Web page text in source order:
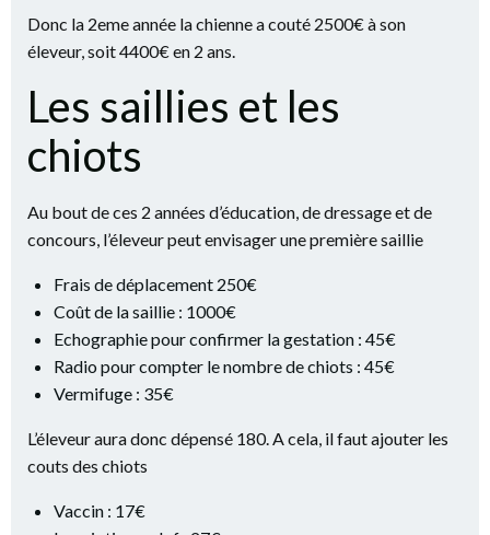
Donc la 2eme année la chienne a couté 2500€ à son
éleveur, soit 4400€ en 2 ans.
Les saillies et les
chiots
Au bout de ces 2 années d’éducation, de dressage et de
concours, l’éleveur peut envisager une première saillie
Frais de déplacement 250€
Coût de la saillie : 1000€
Echographie pour confirmer la gestation : 45€
Radio pour compter le nombre de chiots : 45€
Vermifuge : 35€
L’éleveur aura donc dépensé 180. A cela, il faut ajouter les
couts des chiots
Vaccin : 17€